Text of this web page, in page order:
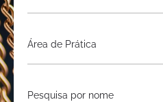
Área de Prática
Pesquisa por nome